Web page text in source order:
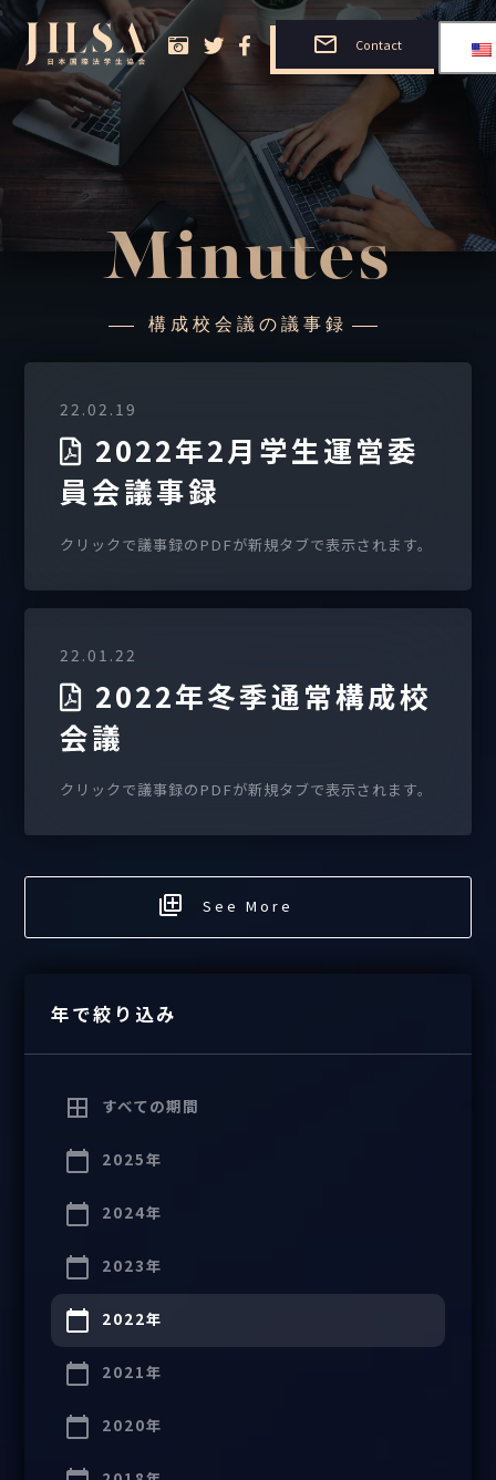
Contact
Minutes
構成校会議の議事録
22.02.19
2022年2月学生運営委
員会議事録
クリックで議事録のPDFが新規タブで表示されます。
22.01.22
2022年冬季通常構成校
会議
クリックで議事録のPDFが新規タブで表示されます。
See More
年で絞り込み
すべての期間
2025年
2024年
2023年
2022年
2021年
2020年